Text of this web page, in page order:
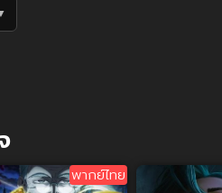
พากย์ไทย